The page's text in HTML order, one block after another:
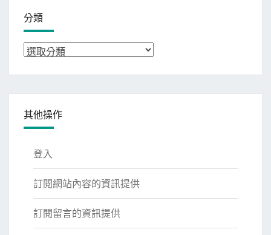
分類
分
其他操作
登入
訂閱網站內容的資訊提供
訂閱留言的資訊提供